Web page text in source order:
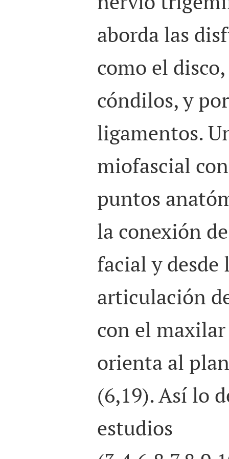
aborda las
como el
cóndilos, y
ligamentos.
miofascial
puntos
la conexión
facial y
articulación
con el maxilar
orienta al
(6,19). Así lo
estudios